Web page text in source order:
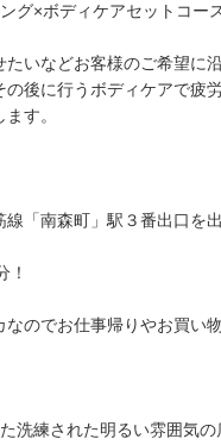
グ×ボディケアセットコー
いなどお客様のご希望に
後に行うボディケアで疲
す。
線「南森町」駅３番出口を
！
なのでお仕事帰りやお買い
洗練された明るい雰囲気の